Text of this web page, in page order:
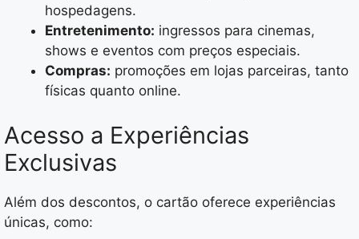
hospedagens.
Entretenimento: ingressos para cinemas,
shows e eventos com preços especiais.
Compras: promoções em lojas parceiras, tanto
físicas quanto online.
Acesso a Experiências
Exclusivas
Além dos descontos, o cartão oferece experiências
únicas, como: